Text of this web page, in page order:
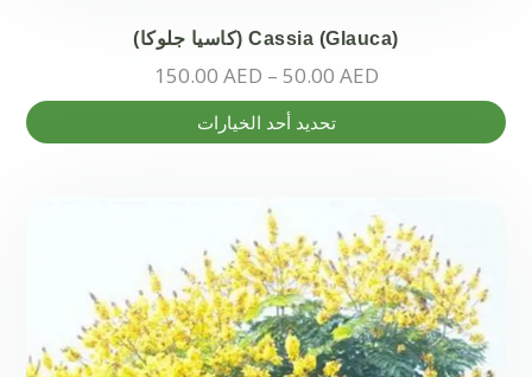
Cassia (Glauca) (كاسيا جلوكا)
50.00 AED
–
150.00 AED
السعر:
تحديد أحد الخيارات
هناك
العديد
لهذا
المنتج.
يمكن
اختيار